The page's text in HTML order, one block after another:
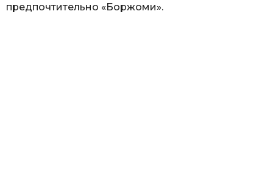
предпочтительно «Боржоми».